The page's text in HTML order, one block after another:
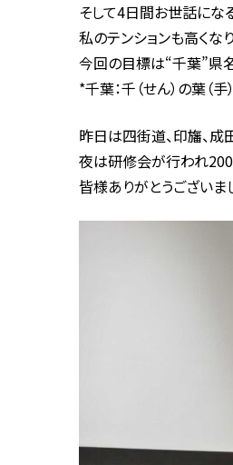
そして4日間お世話にな
私のテンションも高くな
今回の目標は“千葉”県名
*千葉：千（せん）の葉（手
昨日は四街道、印旛、成
夜は研修会が行われ200
皆様ありがとうございま